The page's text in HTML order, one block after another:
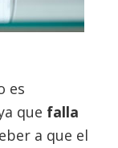
es
que falla
a que el